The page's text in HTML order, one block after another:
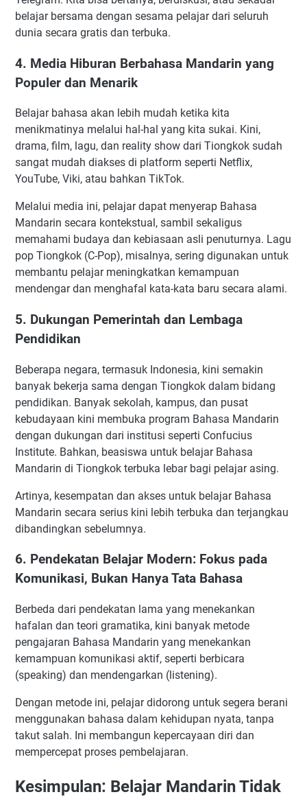
belajar bersama dengan sesama pelajar dari seluruh
dunia secara gratis dan terbuka.
4. Media Hiburan Berbahasa Mandarin yang
Populer dan Menarik
Belajar bahasa akan lebih mudah ketika kita
menikmatinya melalui hal-hal yang kita sukai. Kini,
drama, film, lagu, dan reality show dari Tiongkok sudah
sangat mudah diakses di platform seperti Netflix,
YouTube, Viki, atau bahkan TikTok.
Melalui media ini, pelajar dapat menyerap Bahasa
Mandarin secara kontekstual, sambil sekaligus
memahami budaya dan kebiasaan asli penuturnya. Lagu
pop Tiongkok (C-Pop), misalnya, sering digunakan untuk
membantu pelajar meningkatkan kemampuan
mendengar dan menghafal kata-kata baru secara alami.
5. Dukungan Pemerintah dan Lembaga
Pendidikan
Beberapa negara, termasuk Indonesia, kini semakin
banyak bekerja sama dengan Tiongkok dalam bidang
pendidikan. Banyak sekolah, kampus, dan pusat
kebudayaan kini membuka program Bahasa Mandarin
dengan dukungan dari institusi seperti Confucius
Institute. Bahkan, beasiswa untuk belajar Bahasa
Mandarin di Tiongkok terbuka lebar bagi pelajar asing.
Artinya, kesempatan dan akses untuk belajar Bahasa
Mandarin secara serius kini lebih terbuka dan terjangkau
dibandingkan sebelumnya.
6. Pendekatan Belajar Modern: Fokus pada
Komunikasi, Bukan Hanya Tata Bahasa
Berbeda dari pendekatan lama yang menekankan
hafalan dan teori gramatika, kini banyak metode
pengajaran Bahasa Mandarin yang menekankan
kemampuan komunikasi aktif, seperti berbicara
(speaking) dan mendengarkan (listening).
Dengan metode ini, pelajar didorong untuk segera berani
menggunakan bahasa dalam kehidupan nyata, tanpa
takut salah. Ini membangun kepercayaan diri dan
mempercepat proses pembelajaran.
Kesimpulan: Belajar Mandarin Tidak